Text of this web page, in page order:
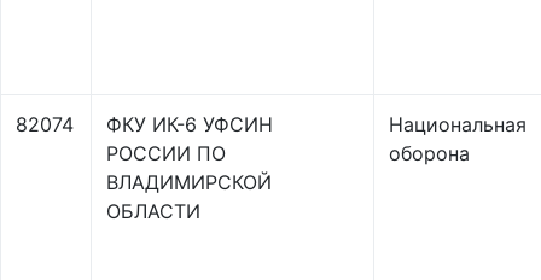
82074
ФКУ ИК-6 УФСИН
РОССИИ ПО
ВЛАДИМИРСКОЙ
ОБЛАСТИ
Национальная
оборона